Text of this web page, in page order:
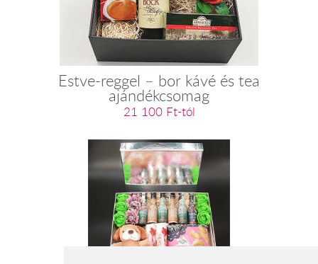
Estve-reggel – bor kávé és tea
ajándékcsomag
21 100 Ft-tól